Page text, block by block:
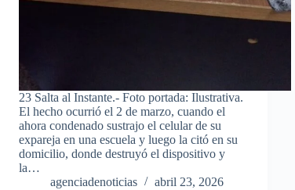
23 Salta al Instante.- Foto portada: Ilustrativa.
El hecho ocurrió el 2 de marzo, cuando el
ahora condenado sustrajo el celular de su
expareja en una escuela y luego la citó en su
domicilio, donde destruyó el dispositivo y
la…
agenciadenoticias
abril 23, 2026